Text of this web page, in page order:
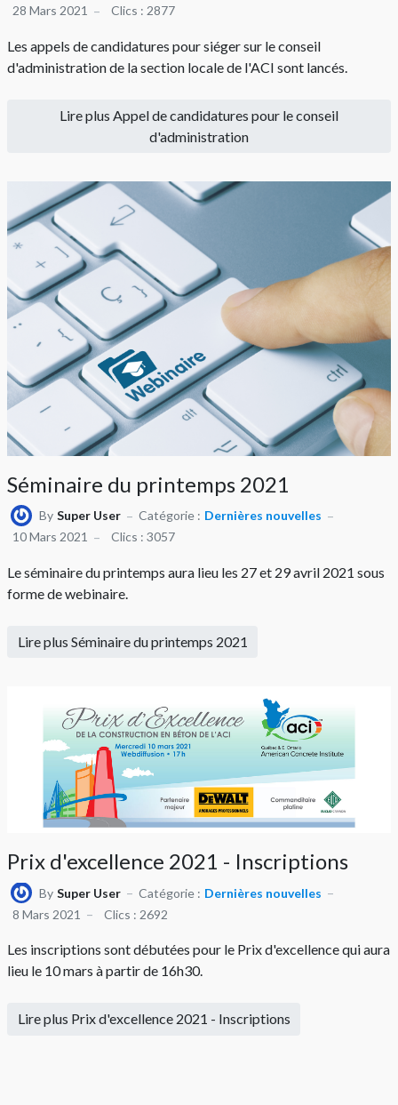
28 Mars 2021 Clics : 2877
Les appels de candidatures pour siéger sur le conseil
d'administration de la section locale de l'ACI sont lancés.
Lire plus Appel de candidatures pour le conseil
d'administration
Séminaire du printemps 2021
By Super User Catégorie : Dernières nouvelles
10 Mars 2021
Clics : 3057
Le séminaire du printemps aura lieu les 27 et 29 avril 2021 sous
forme de webinaire.
Lire plus Séminaire du printemps 2021
Prix d'excellence 2021 - Inscriptions
By Super User Catégorie : Dernières nouvelles
8 Mars 2021
Clics : 2692
Les inscriptions sont débutées pour le Prix d'excellence qui aura
lieu le 10 mars à partir de 16h30.
Lire plus Prix d'excellence 2021 - Inscriptions